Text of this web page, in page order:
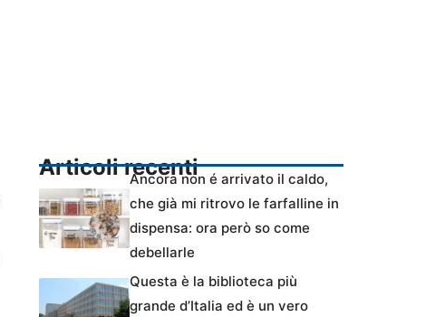
Articoli recentiAncora non é arrivato il caldo,
che già mi ritrovo le farfalline in
dispensa: ora però so come
debellarle
Questa è la biblioteca più
grande d’Italia ed è un vero